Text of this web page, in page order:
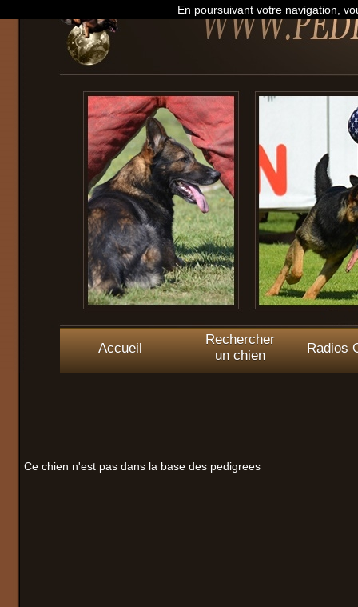
Accueil
Rechercher
un chien
Radios
Ce chien n'est pas dans la base des pedigrees
En poursuivant votre navigation,